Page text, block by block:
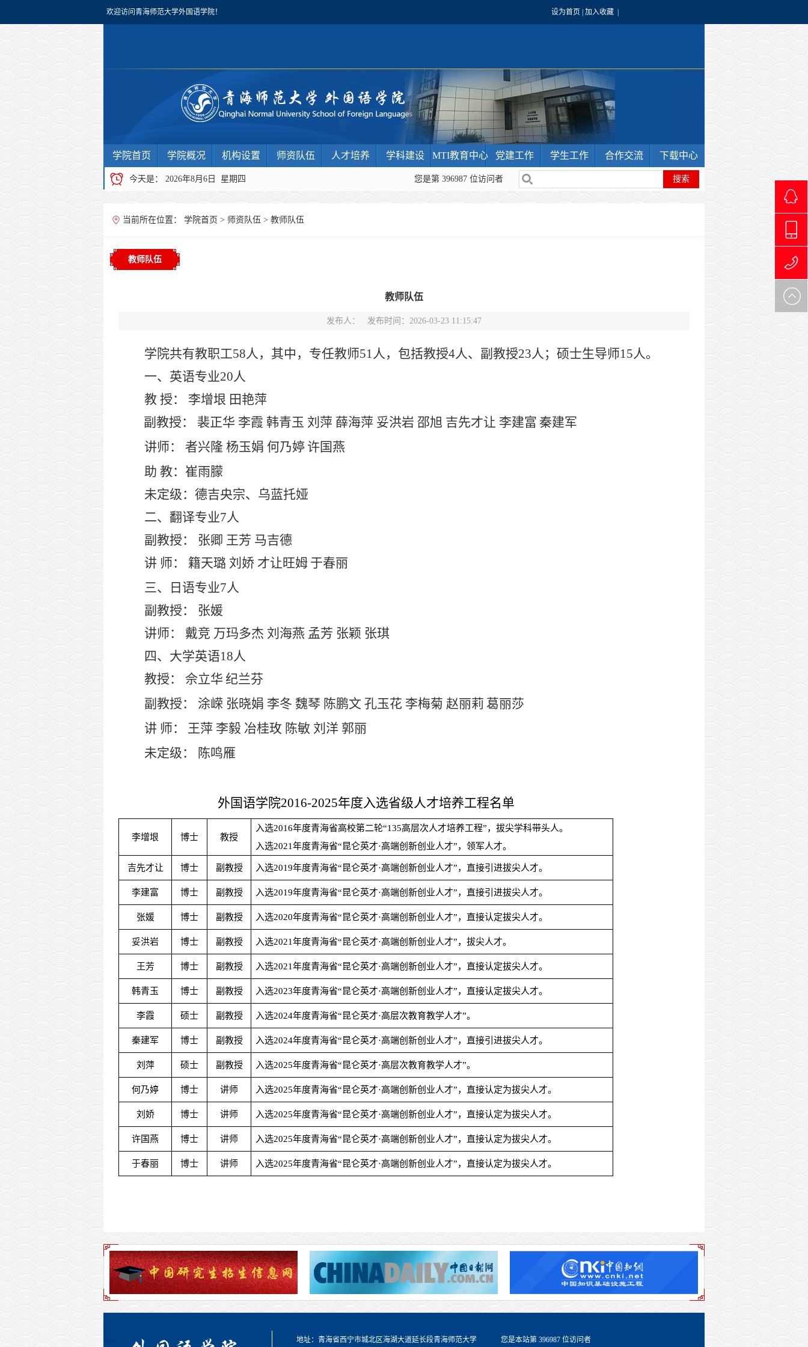
欢迎访问青海师范大学外国语学院！ 设为首页 加入收藏
学院首页 学院概况 机构设置 师资队伍 人才培养 学科建设 MTI教育中心 党建工作 学生工作 合作交流 下载中心
今天是： 2026年8月6日 星期四 您是第 396987 位访问者
当前所在位置： 学院首页 > 师资队伍 > 教师队伍
教师队伍
教师队伍
发布人： 发布时间：2026-03-23 11:15:47
学院共有教职工58人，其中，专任教师51人，包括教授4人、副教授23人；硕士生导师15人。
一、英语专业20人
教 授： 李增垠 田艳萍
副教授：
裴正华 李霞 韩青玉 刘萍 薛海萍 妥洪岩 邵旭 吉先才让 李建富 秦建军
讲师：
者兴隆 杨玉娟 何乃婷 许国燕
助 教：崔雨朦
未定级：德吉央宗、乌蓝托娅
二、翻译专业7人
副教授：
张卿 王芳 马吉德
讲 师： 籍天璐 刘娇 才让旺姆 于春丽
三、日语专业7人
副教授：
张媛
讲师：
戴竞 万玛多杰 刘海燕 孟芳 张颖 张琪
四、大学英语18人
教授：
佘立华 纪兰芬
副教授：
涂嵘 张晓娟 李冬 魏琴 陈鹏文 孔玉花 李梅菊 赵丽莉 葛丽莎
讲 师： 王萍 李毅 冶桂玫 陈敏 刘洋 郭丽
未定级：
陈鸣雁
外国语学院2016-2025年度入选省级人才培养工程名单
李增垠 博士 教授
入选2016年度青海省高校第二轮“135高层次人才培养工程”，拔尖学科带头人。
入选2021年度青海省“昆仑英才·高端创新创业人才”，领军人才。
吉先才让 博士 副教授 入选2019年度青海省“昆仑英才·高端创新创业人才”，直接引进拔尖人才。
李建富 博士 副教授 入选2019年度青海省“昆仑英才·高端创新创业人才”，直接引进拔尖人才。
张媛 博士 副教授 入选2020年度青海省“昆仑英才·高端创新创业人才”，直接认定拔尖人才。
妥洪岩 博士 副教授 入选2021年度青海省“昆仑英才·高端创新创业人才”，拔尖人才。
王芳 博士 副教授 入选2021年度青海省“昆仑英才·高端创新创业人才”，直接认定拔尖人才。
韩青玉 博士 副教授 入选2023年度青海省“昆仑英才·高端创新创业人才”，直接认定拔尖人才。
李霞 硕士 副教授 入选2024年度青海省“昆仑英才·高层次教育教学人才”。
秦建军 博士 副教授 入选2024年度青海省“昆仑英才·高端创新创业人才”，直接引进拔尖人才。
刘萍 硕士 副教授 入选2025年度青海省“昆仑英才·高层次教育教学人才”。
何乃婷 博士 讲师 入选2025年度青海省“昆仑英才·高端创新创业人才”，直接认定为拔尖人才。
刘娇 博士 讲师 入选2025年度青海省“昆仑英才·高端创新创业人才”，直接认定为拔尖人才。
许国燕 博士 讲师 入选2025年度青海省“昆仑英才·高端创新创业人才”，直接认定为拔尖人才。
于春丽 博士 讲师 入选2025年度青海省“昆仑英才·高端创新创业人才”，直接认定为拔尖人才。
0971-
地址：青海省西宁市城北区海湖大道延长段青海师范大学 您是本站第 396987 位访问者